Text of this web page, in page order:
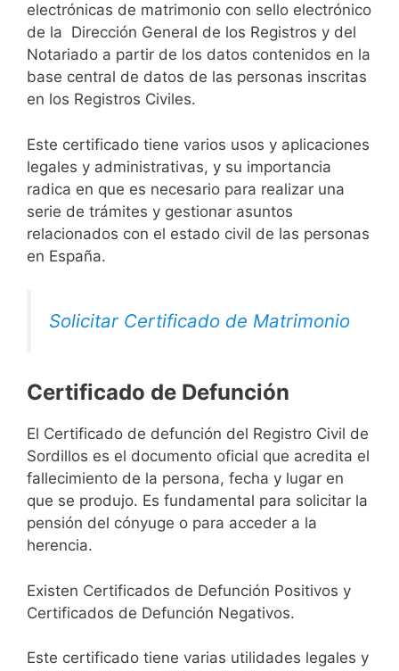
electrónicas de matrimonio con sello electrónico
de la Dirección General de los Registros y del
Notariado a partir de los datos contenidos en la
base central de datos de las personas inscritas
en los Registros Civiles.
Este certificado tiene varios usos y aplicaciones
legales y administrativas, y su importancia
radica en que es necesario para realizar una
serie de trámites y gestionar asuntos
relacionados con el estado civil de las personas
en España.
Solicitar Certificado de Matrimonio
Certificado de Defunción
El Certificado de defunción del Registro Civil de
Sordillos es el documento oficial que acredita el
fallecimiento de la persona, fecha y lugar en
que se produjo. Es fundamental para solicitar la
pensión del cónyuge o para acceder a la
herencia.
Existen Certificados de Defunción Positivos y
Certificados de Defunción Negativos.
Este certificado tiene varias utilidades legales y